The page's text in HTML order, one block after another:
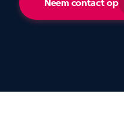
Neem contact op